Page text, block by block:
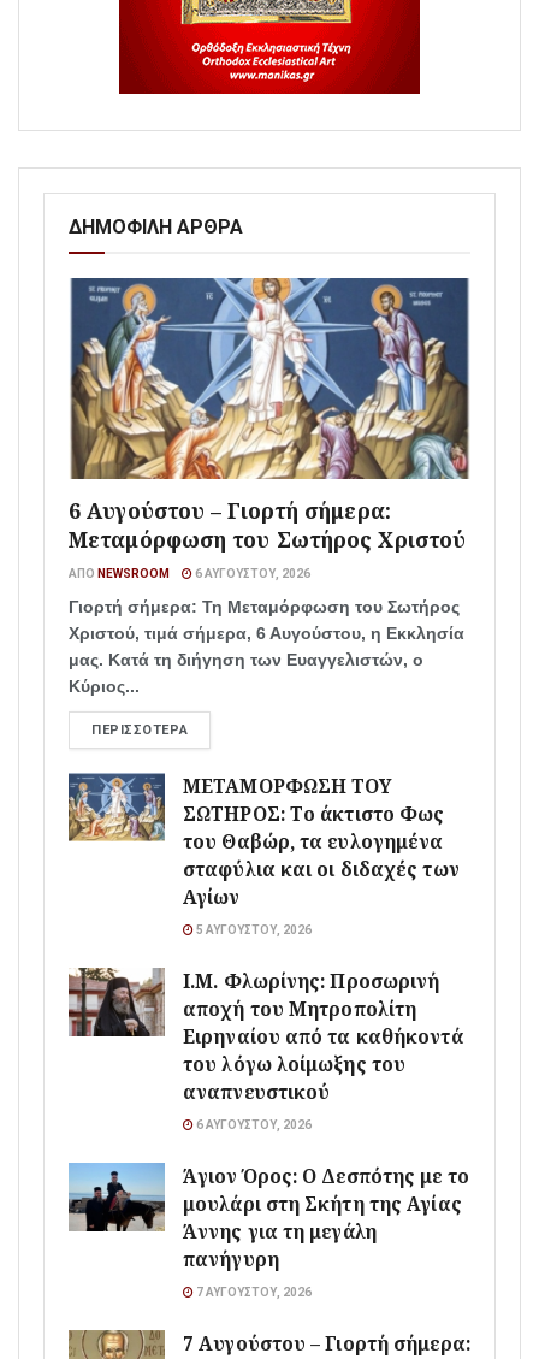
ΔΗΜΟΦΙΛΗ ΑΡΘΡΑ
6 Αυγούστου – Γιορτή σήμερα:
Μεταμόρφωση του Σωτήρος Χριστού
ΑΠΌ NEWSROOM 6 ΑΥΓΟΎΣΤΟΥ, 2026
Γιορτή σήμερα: Τη Μεταμόρφωση του Σωτήρος
Χριστού, τιμά σήμερα, 6 Αυγούστου, η Εκκλησία
μας. Κατά τη διήγηση των Ευαγγελιστών, ο
Κύριος...
ΠΕΡΙΣΣΌΤΕΡΑ
ΜΕΤΑΜΟΡΦΩΣΗ ΤΟΥ
ΣΩΤΗΡΟΣ: Το άκτιστο Φως
του Θαβώρ, τα ευλογημένα
σταφύλια και οι διδαχές των
Αγίων
5 ΑΥΓΟΎΣΤΟΥ, 2026
Ι.Μ. Φλωρίνης: Προσωρινή
αποχή του Μητροπολίτη
Ειρηναίου από τα καθήκοντά
του λόγω λοίμωξης του
αναπνευστικού
6 ΑΥΓΟΎΣΤΟΥ, 2026
Άγιον Όρος: Ο Δεσπότης με το
μουλάρι στη Σκήτη της Αγίας
Άννης για τη μεγάλη
πανήγυρη
7 ΑΥΓΟΎΣΤΟΥ, 2026
7 Αυγούστου – Γιορτή σήμερα: